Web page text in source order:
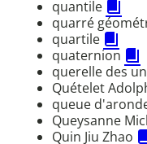
quantile
quarré
quartile
quaternion
querelle des
Quételet
queue
Queysanne
Quin Jiu Zhao